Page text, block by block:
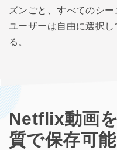
ズンごと、すべてのシー
ユーザーは自由に選択
る。
Netflix動画
質で保存可能